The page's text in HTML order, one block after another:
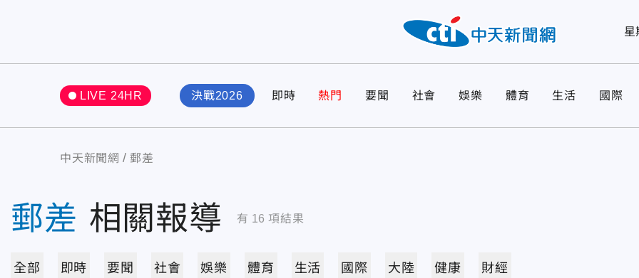
星
LIVE 24HR 決戰2026 即時 熱門 要聞 社會 娛樂 體育 生活 國際
中天新聞網 郵差
郵差 相關報導 有 16 項結果
全部 即時 要聞 社會 娛樂 體育 生活 國際 大陸 健康 財經